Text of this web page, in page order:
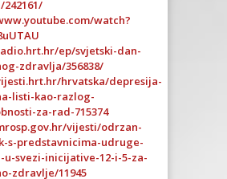
watch?
ep/svjetski-dan-
zdravlja/356838/
hrvatska/depresija-
listi-kao-razlog-
za-rad-715374
vijesti/odrzan-
s-predstavnicima-udruge-
u-svezi-inicijative-12-i-5-za-
zdravlje/11945